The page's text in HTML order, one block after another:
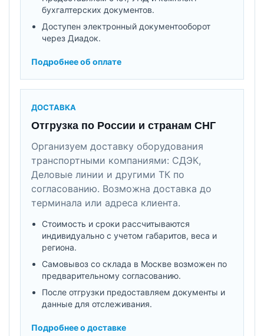
бухгалтерских документов.
Доступен электронный документооборот
через Диадок.
Подробнее об оплате
ДОСТАВКА
Отгрузка по России и странам СНГ
Организуем доставку оборудования
транспортными компаниями: СДЭК,
Деловые линии и другими ТК по
согласованию. Возможна доставка до
терминала или адреса клиента.
Стоимость и сроки рассчитываются
индивидуально с учетом габаритов, веса и
региона.
Самовывоз со склада в Москве возможен по
предварительному согласованию.
После отгрузки предоставляем документы и
данные для отслеживания.
Подробнее о доставке